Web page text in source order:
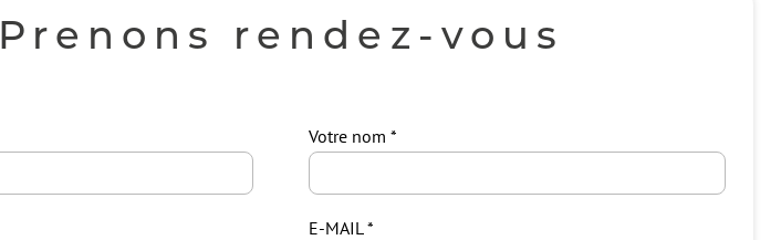
Prenons rendez-vous
Votre nom
E-MAIL